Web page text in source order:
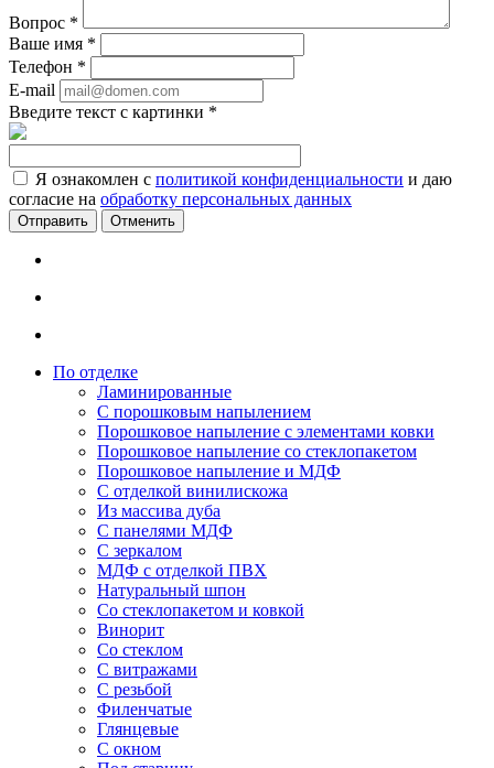
Вопрос *
Ваше имя *
Телефон *
E-mail
Введите текст с картинки *
Я ознакомлен с политикой конфиденциальности и даю
согласие на обработку персональных данных
Отменить
По отделке
Ламинированные
С порошковым напылением
Порошковое напыление с элементами ковки
Порошковое напыление со стеклопакетом
Порошковое напыление и МДФ
С отделкой винилискожа
Из массива дуба
С панелями МДФ
С зеркалом
МДФ с отделкой ПВХ
Натуральный шпон
Со стеклопакетом и ковкой
Винорит
Со стеклом
С витражами
С резьбой
Филенчатые
Глянцевые
С окном